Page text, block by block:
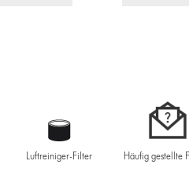
Luftreiniger-Filter Häufig gestellte